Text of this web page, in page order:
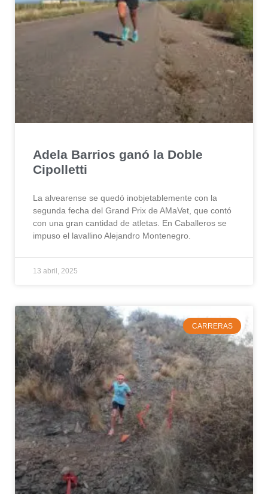
Adela Barrios ganó la Doble
Cipolletti
La alvearense se quedó inobjetablemente con la
segunda fecha del Grand Prix de AMaVet, que contó
con una gran cantidad de atletas. En Caballeros se
impuso el lavallino Alejandro Montenegro.
13 abril, 2025
CARRERAS